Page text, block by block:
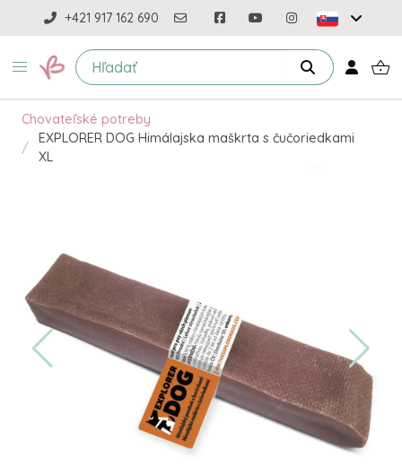
+421 917 162 690
Chovateľské potreby
EXPLORER DOG Himálajska maškrta s čučoriedkami
XL